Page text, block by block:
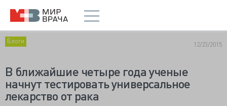
Блоги 12/23/2015
В ближайшие четыре года ученые
начнут тестировать универсальное
лекарство от рака